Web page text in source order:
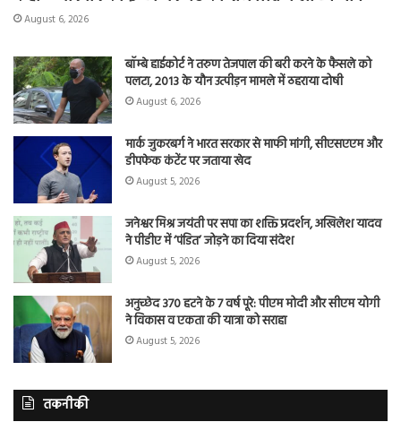
August 6, 2026
बॉम्बे हाईकोर्ट ने तरुण तेजपाल की बरी करने के फैसले को
पलटा, 2013 के यौन उत्पीड़न मामले में ठहराया दोषी
August 6, 2026
मार्क जुकरबर्ग ने भारत सरकार से माफी मांगी, सीएसएएम और
डीपफेक कंटेंट पर जताया खेद
August 5, 2026
जनेश्वर मिश्र जयंती पर सपा का शक्ति प्रदर्शन, अखिलेश यादव
ने पीडीए में ‘पंडित’ जोड़ने का दिया संदेश
August 5, 2026
अनुच्छेद 370 हटने के 7 वर्ष पूरे: पीएम मोदी और सीएम योगी
ने विकास व एकता की यात्रा को सराहा
August 5, 2026
तकनीकी